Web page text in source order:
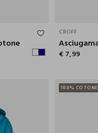
CROFF
€ 7,99
100% COTONE